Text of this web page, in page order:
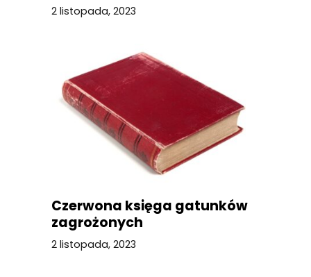
2 listopada, 2023
Czerwona księga gatunków
zagrożonych
2 listopada, 2023